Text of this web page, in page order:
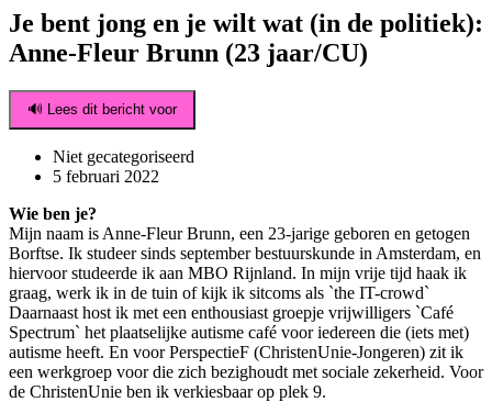
Je bent jong en je wilt wat (in de politiek):
Anne-Fleur Brunn (23 jaar/CU)
🔊 Lees dit bericht voor
Niet gecategoriseerd
5 februari 2022
Wie ben je?
Mijn naam is Anne-Fleur Brunn, een 23-jarige geboren en getogen
Borftse. Ik studeer sinds september bestuurskunde in Amsterdam, en
hiervoor studeerde ik aan MBO Rijnland. In mijn vrije tijd haak ik
graag, werk ik in de tuin of kijk ik sitcoms als `the IT-crowd`
Daarnaast host ik met een enthousiast groepje vrijwilligers `Café
Spectrum` het plaatselijke autisme café voor iedereen die (iets met)
autisme heeft. En voor PerspectieF (ChristenUnie-Jongeren) zit ik
een werkgroep voor die zich bezighoudt met sociale zekerheid. Voor
de ChristenUnie ben ik verkiesbaar op plek 9.